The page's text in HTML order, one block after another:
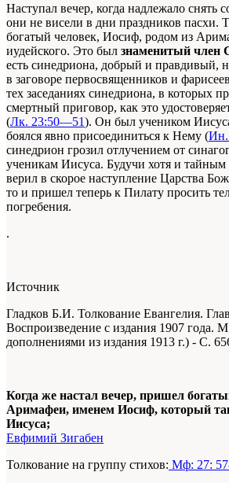
Наступал вечер, когда надлежало снять
они не висели в дни праздников пасхи.
богатый человек, Иосиф, родом из
иудейского. Это был знаменитый член
есть синедриона, добрый и правдивый,
в заговоре первосвященников и
тех заседаниях синедриона, в которых
смертный приговор, как это
(Лк. 23:50—51). Он был учеником
боялся явно присоединиться к Нему (Ин.
синедрион грозил отлучением от
ученикам Иисуса. Будучи хотя и
верил в скорое наступление Царства
то и пришел теперь к Пилату просить
погребения.
.
Источник
Гладков Б.И. Толкование Евангелия.
Воспроизведение с издания 1907 года.
дополнениями из издания 1913 г.) - С.
Когда же настал вечер, пришел
Аримафеи, именем Иосиф, который
Иисуса;
Евфимий Зигабен
Толкование на группу стихов: Мф: 27: